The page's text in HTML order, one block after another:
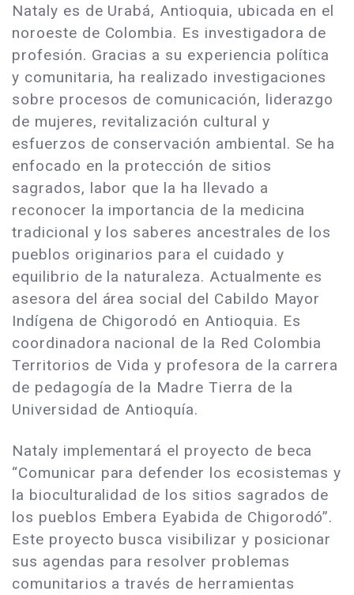
Nataly es de Urabá, Antioquia, ubicada en el
noroeste de Colombia. Es investigadora de
profesión. Gracias a su experiencia política
y comunitaria, ha realizado investigaciones
sobre procesos de comunicación, liderazgo
de mujeres, revitalización cultural y
esfuerzos de conservación ambiental. Se ha
enfocado en la protección de sitios
sagrados, labor que la ha llevado a
reconocer la importancia de la medicina
tradicional y los saberes ancestrales de los
pueblos originarios para el cuidado y
equilibrio de la naturaleza. Actualmente es
asesora del área social del Cabildo Mayor
Indígena de Chigorodó en Antioquia. Es
coordinadora nacional de la Red Colombia
Territorios de Vida y profesora de la carrera
de pedagogía de la Madre Tierra de la
Universidad de Antioquía.
Nataly implementará el proyecto de beca
“Comunicar para defender los ecosistemas y
la bioculturalidad de los sitios sagrados de
los pueblos Embera Eyabida de Chigorodó”.
Este proyecto busca visibilizar y posicionar
sus agendas para resolver problemas
comunitarios a través de herramientas